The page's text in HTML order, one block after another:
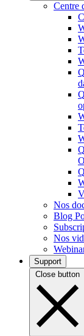
Centre
Nos
Blog
Nos
Support
Close button